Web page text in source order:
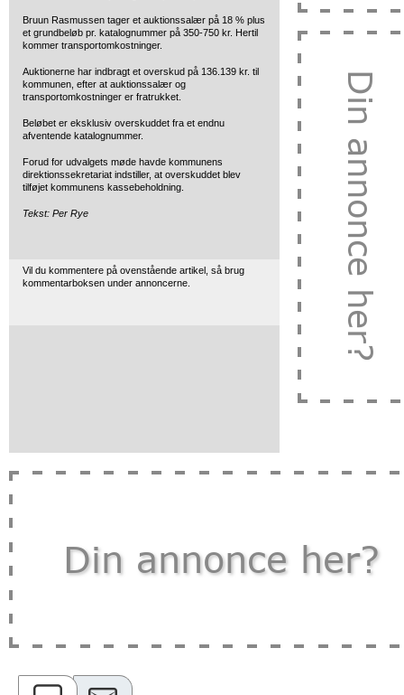
Bruun Rasmussen tager et auktionssalær på 18 % plus
et grundbeløb pr. katalognummer på 350-750 kr. Hertil
kommer transportomkostninger.
Auktionerne har indbragt et overskud på 136.139 kr. til
kommunen, efter at auktionssalær og
transportomkostninger er fratrukket.
Beløbet er eksklusiv overskuddet fra et endnu
afventende katalognummer.
Forud for udvalgets møde havde kommunens
direktionssekretariat indstiller, at overskuddet blev
tilføjet kommunens kassebeholdning.
Tekst: Per Rye
Vil du kommentere på ovenstående artikel, så brug
kommentarboksen under annoncerne.